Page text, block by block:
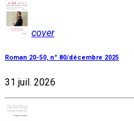
cover
Roman 20-50, n° 80/décembre 2025
31 juil. 2026